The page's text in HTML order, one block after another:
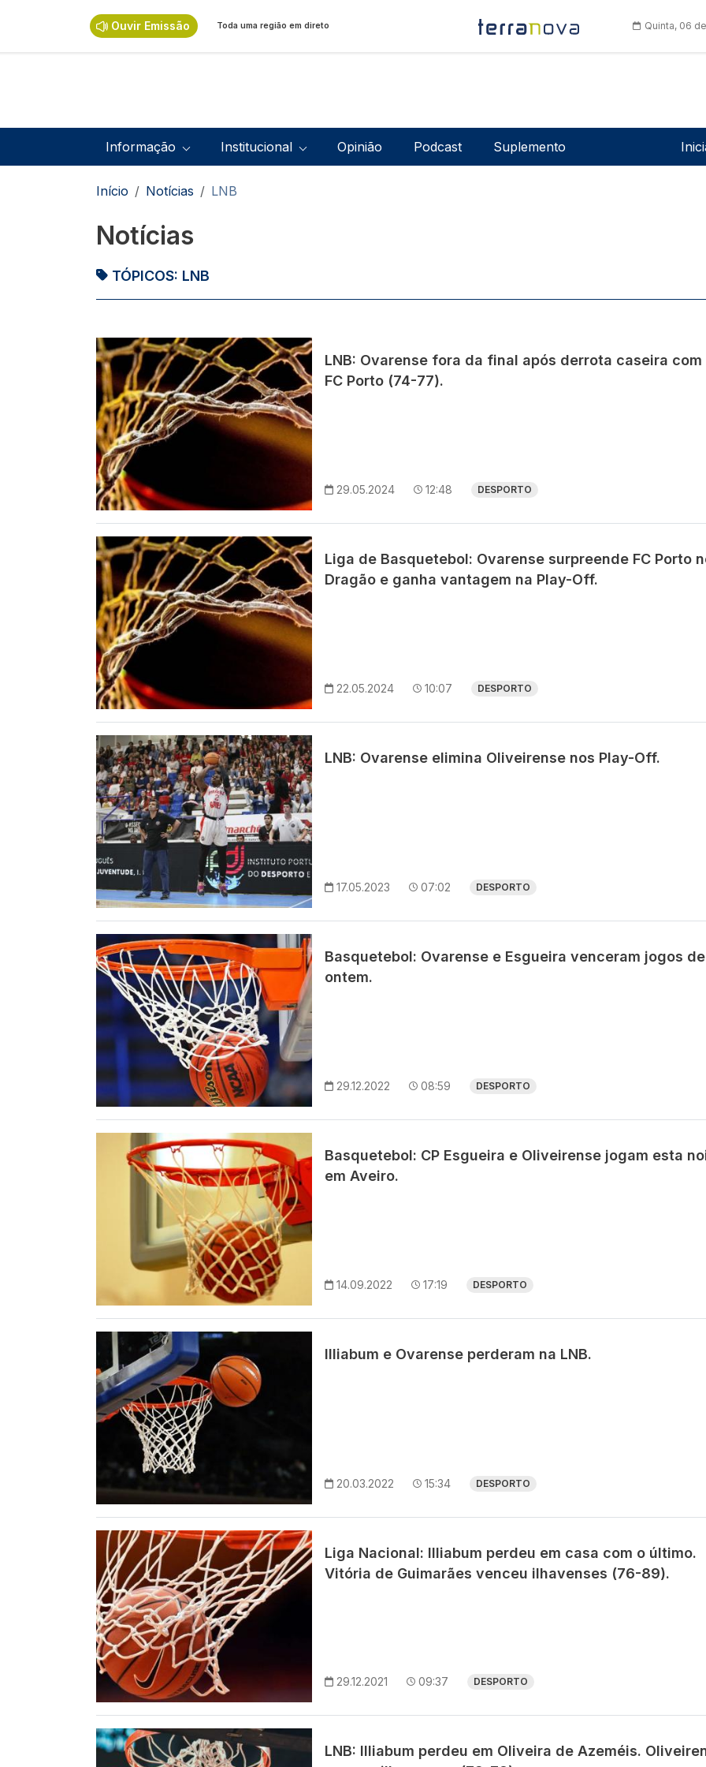
Ouvir Emissão Toda uma região em direto Quinta, 06
Navegação principal
Informação Institucional Opinião Podcast Suplemento
Navegação estrutural
Início Notícias LNB
Notícias
TÓPICOS: LNB
Imagem
LNB: Ovarense fora da final após derrota caseira com
FC Porto (74-77).
29.05.2024 12:48 DESPORTO
Imagem
Liga de Basquetebol: Ovarense surpreende FC Porto
Dragão e ganha vantagem na Play-Off.
22.05.2024 10:07 DESPORTO
Imagem
LNB: Ovarense elimina Oliveirense nos Play-Off.
17.05.2023 07:02 DESPORTO
Imagem
Basquetebol: Ovarense e Esgueira venceram jogos de
ontem.
29.12.2022 08:59 DESPORTO
Imagem
Basquetebol: CP Esgueira e Oliveirense jogam esta
em Aveiro.
14.09.2022 17:19 DESPORTO
Imagem
Illiabum e Ovarense perderam na LNB.
20.03.2022 15:34 DESPORTO
Imagem
Liga Nacional: Illiabum perdeu em casa com o último.
Vitória de Guimarães venceu ilhavenses (76-89).
29.12.2021 09:37 DESPORTO
Imagem
LNB: Illiabum perdeu em Oliveira de Azeméis.